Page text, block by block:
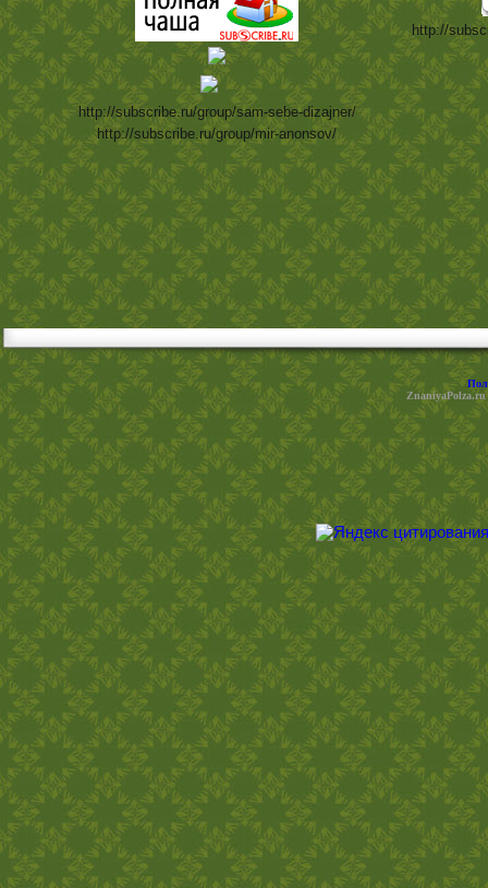
http://subscribe.ru/group/sam-sebe-dizajner/
http://subscribe.ru/group/mir-anonsov/
http://